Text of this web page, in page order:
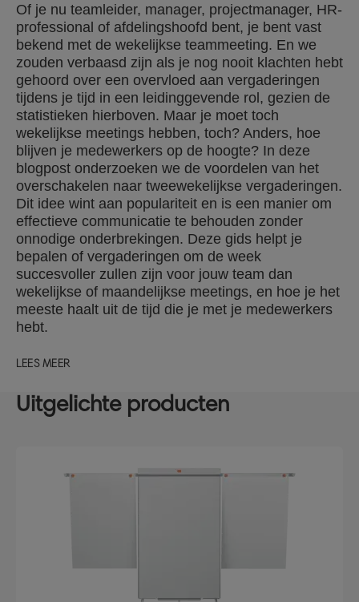
Of je nu teamleider, manager, projectmanager, HR-
professional of afdelingshoofd bent, je bent vast
bekend met de wekelijkse teammeeting. En we
zouden verbaasd zijn als je nog nooit klachten hebt
gehoord over een overvloed aan vergaderingen
tijdens je tijd in een leidinggevende rol, gezien de
statistieken hierboven. Maar je moet toch
wekelijkse meetings hebben, toch? Anders, hoe
blijven je medewerkers op de hoogte? In deze
blogpost onderzoeken we de voordelen van het
overschakelen naar tweewekelijkse vergaderingen.
Dit idee wint aan populariteit en is een manier om
effectieve communicatie te behouden zonder
onnodige onderbrekingen. Deze gids helpt je
bepalen of vergaderingen om de week
succesvoller zullen zijn voor jouw team dan
wekelijkse of maandelijkse meetings, en hoe je het
meeste haalt uit de tijd die je met je medewerkers
hebt.
LEES MEER
Uitgelichte producten